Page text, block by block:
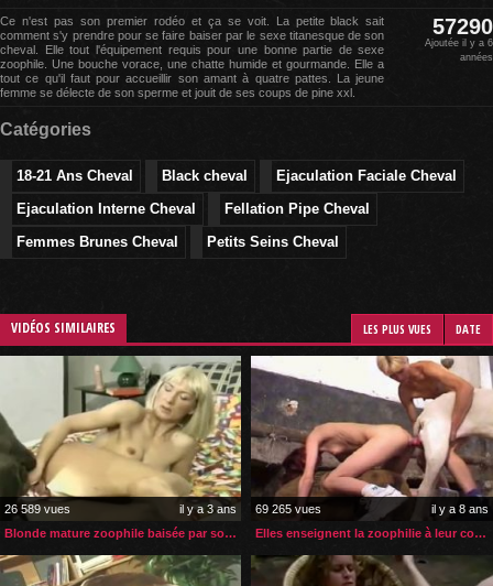
Ce n'est pas son premier rodéo et ça se voit. La petite black sait
comment s'y prendre pour se faire baiser par le sexe titanesque de son
cheval. Elle tout l'équipement requis pour une bonne partie de sexe
zoophile. Une bouche vorace, une chatte humide et gourmande. Elle a
tout ce qu'il faut pour accueillir son amant à quatre pattes. La jeune
femme se délecte de son sperme et jouit de ses coups de pine xxl.
57290
Ajoutée il y a 6
années
Catégories
18-21 Ans Cheval Black cheval
Ejaculation Faciale Cheval
Ejaculation Interne Cheval
Fellation Pipe Cheval
Femmes Brunes Cheval
Petits Seins Cheval
VIDÉOS SIMILAIRES LES PLUS VUES DATE
26 589 vues
il y a 3 ans
Blonde mature zoophile baisée par son chien pendant une heure
69 265 vues
il y a 8 ans
Elles enseignent la zoophilie à leur copine rousse